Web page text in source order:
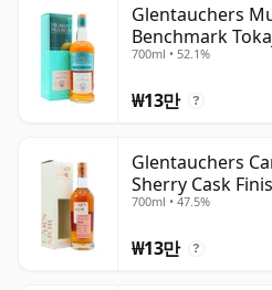
Glentauchers
Benchmark
2010 14년산
700ml • 52.1%
₩13만 ?
Glentauchers
Sherry Cask
700ml • 47.5%
₩13만 ?